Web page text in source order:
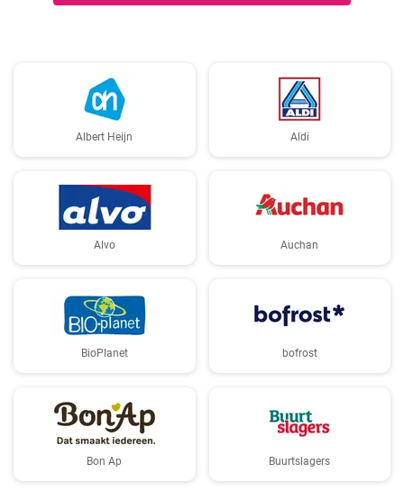
Albert Heijn Aldi
Alvo Auchan
BioPlanet bofrost
Bon Ap Buurtslagers